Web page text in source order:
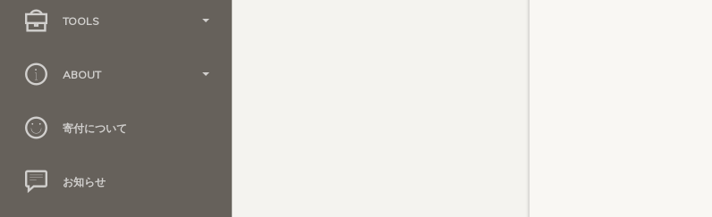
TOOLS
ABOUT
寄付について
お知らせ